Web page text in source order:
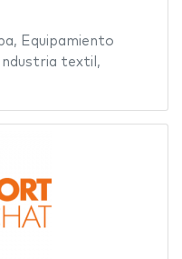
, Equipamiento
Industria textil ,